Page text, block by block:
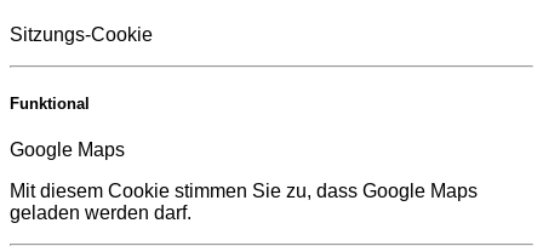
Sitzungs-Cookie
Funktional
Google Maps
Mit diesem Cookie stimmen Sie zu, dass Google Maps
geladen werden darf.